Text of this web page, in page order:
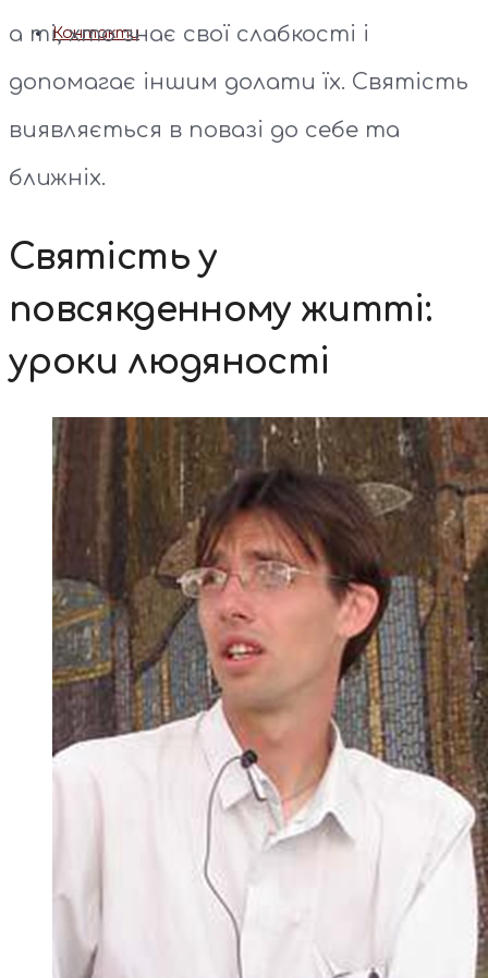
Контакти
а ті, хто знає свої слабкості і
допомагає іншим долати їх. Святість
виявляється в повазі до себе та
ближніх.
Святість у
повсякденному житті:
уроки людяності